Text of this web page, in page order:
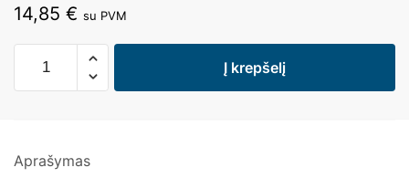
14,85 € su PVM
Į krepšelį
Aprašymas